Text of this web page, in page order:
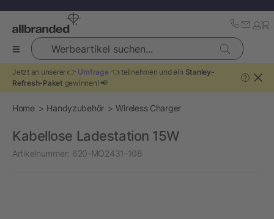
Werbeartikel suchen...
Jetzt an unserer 👉 Umfrage👈 teilnehmen und ein Stanley-
Refresh-Paket gewinnen! 📢
?
Home Handyzubehör Wireless Charger
Kabellose Ladestation 15W
Artikelnummer: 620-MO2431-108